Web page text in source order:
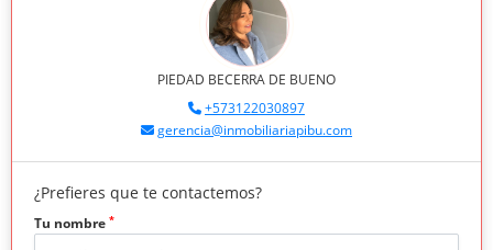
PIEDAD BECERRA DE BUENO
+573122030897
gerencia@inmobiliariapibu.com
¿Prefieres que te contactemos?
Tu nombre *